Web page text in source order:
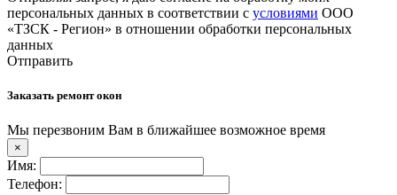
персональных данных в соответствии с условиями ООО
«ТЗСК - Регион» в отношении обработки персональных
данных
Отправить
Заказать ремонт окон
Мы перезвоним Вам в ближайшее возможное время
×
Имя:
Телефон: